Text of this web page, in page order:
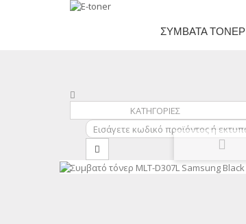
ΣΥΜΒΑΤΆ ΤΌΝΕΡ
ΚΑΤΗΓΟΡΙΕΣ